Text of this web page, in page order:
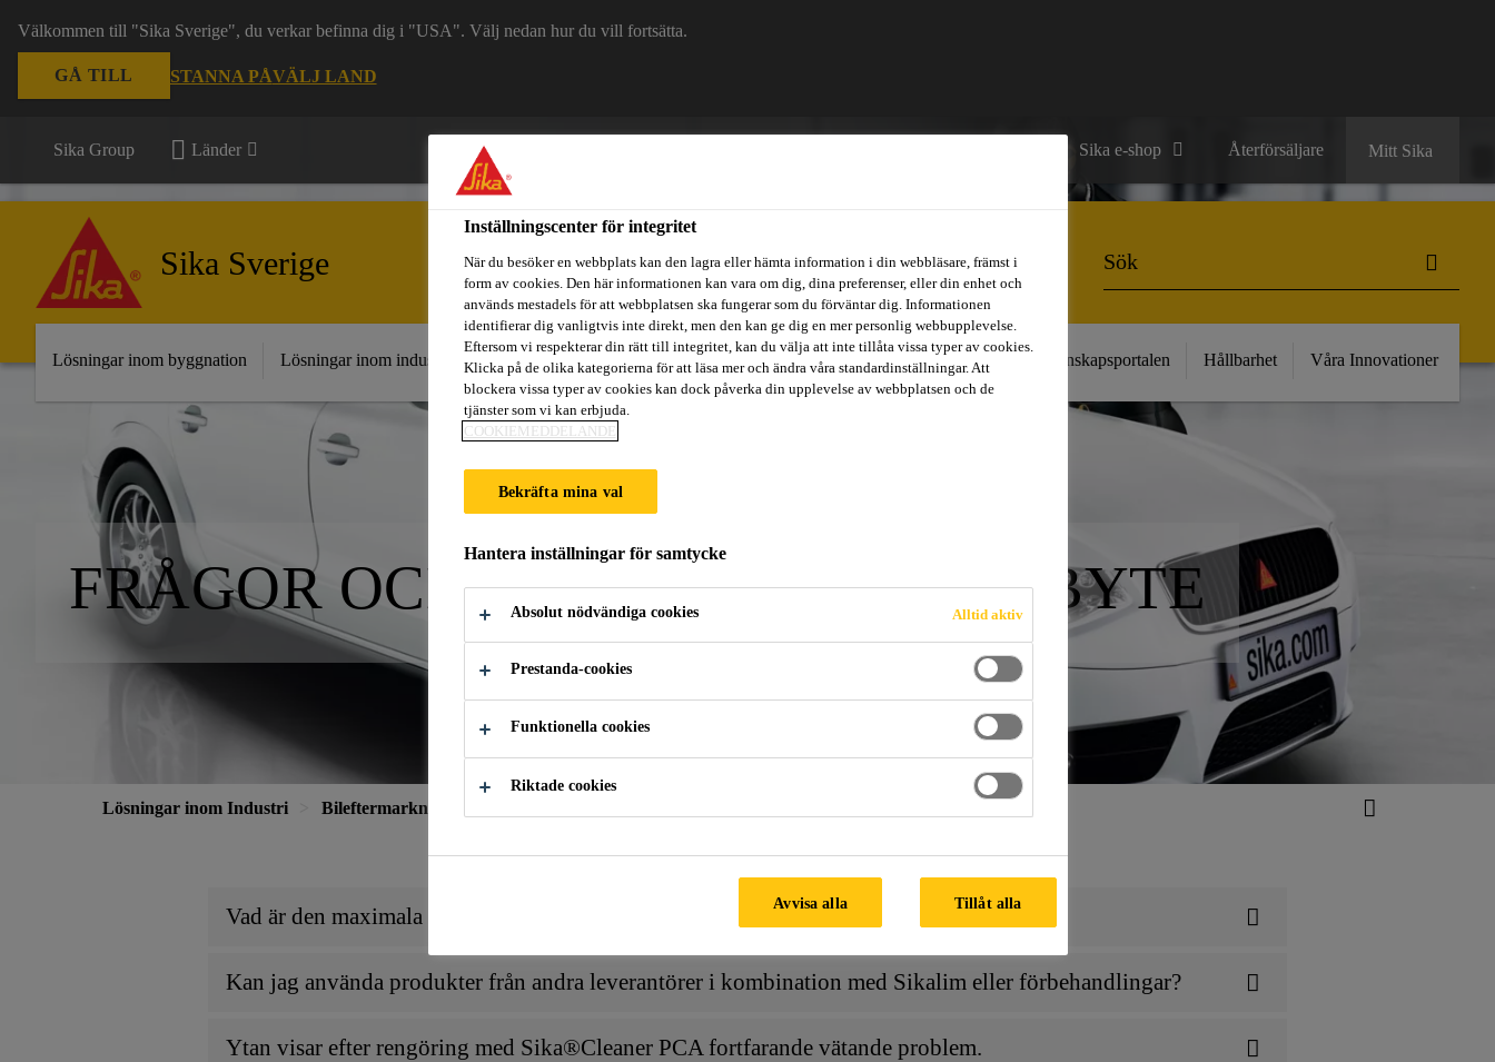
Välkommen till "Sika Sverige", du verkar befinna dig i "USA". Välj nedan hur du vill fortsätta.
GÅ TILL STANNA PÅVÄLJ LAND
Sika Group Länder Sika e-shop Återförsäljare Mitt Sika
Sika Sverige
Lösningar inom byggnation Lösningar inom industri Fritidsbåtar Referenser Teknisk Support Föreskrivare / Arkitekt Kunskapsportalen Hållbarhet Våra Innovationer
FRÅGOR OCH SVAR OM BILGLASBYTE
Lösningar inom Industri Bileftermarknad
Vad är den maximala öppentiden för Sika®Primer-207
Kan jag använda produkter från andra leverantörer i kombination med Sikalim eller förbehandlingar?
Ytan visar efter rengöring med Sika®Cleaner PCA fortfarande vätande problem.
Inställningscenter för integritet
När du besöker en webbplats kan den lagra eller hämta information i din webbläsare, främst i
form av cookies. Den här informationen kan vara om dig, dina preferenser, eller din enhet och
används mestadels för att webbplatsen ska fungerar som du förväntar dig. Informationen
identifierar dig vanligtvis inte direkt, men den kan ge dig en mer personlig webbupplevelse.
Eftersom vi respekterar din rätt till integritet, kan du välja att inte tillåta vissa typer av cookies.
Klicka på de olika kategorierna för att läsa mer och ändra våra standardinställningar. Att
blockera vissa typer av cookies kan dock påverka din upplevelse av webbplatsen och de
tjänster som vi kan erbjuda.
COOKIEMEDDELANDE
Bekräfta mina val
Hantera inställningar för samtycke
Absolut nödvändiga cookies Alltid aktiv
Prestanda-cookies
Funktionella cookies
Riktade cookies
Avvisa alla Tillåt alla